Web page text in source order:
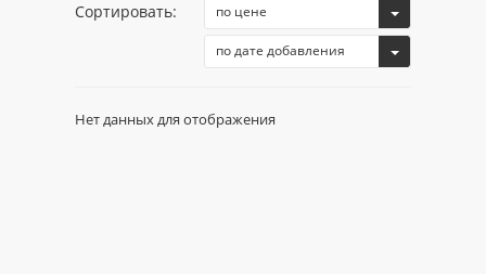
Сортировать: по цене
по дате добавления
Нет данных для отображения